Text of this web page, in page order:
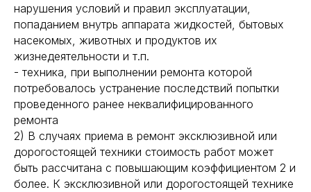
нарушения условий и правил эксплуатации,
попаданием внутрь аппарата жидкостей, бытовых
насекомых, животных и продуктов их
жизнедеятельности и т.п.
- техника, при выполнении ремонта которой
потребовалось устранение последствий попытки
проведенного ранее неквалифицированного
ремонта
2) В случаях приема в ремонт эксклюзивной или
дорогостоящей техники стоимость работ может
быть рассчитана с повышающим коэффициентом 2 и
более. К эксклюзивной или дорогостоящей технике